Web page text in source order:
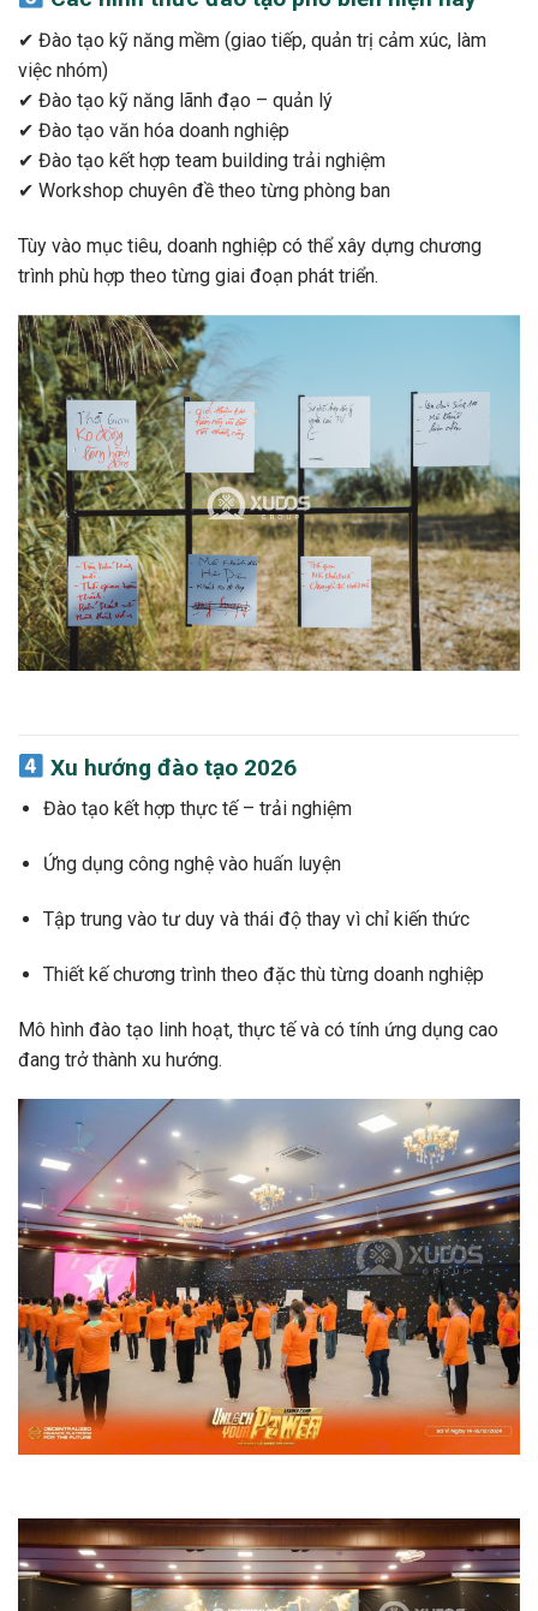
✔ Đào tạo kỹ năng mềm (giao tiếp, quản trị cảm xúc, làm
việc nhóm)
✔ Đào tạo kỹ năng lãnh đạo – quản lý
✔ Đào tạo văn hóa doanh nghiệp
✔ Đào tạo kết hợp team building trải nghiệm
✔ Workshop chuyên đề theo từng phòng ban
Tùy vào mục tiêu, doanh nghiệp có thể xây dựng chương
trình phù hợp theo từng giai đoạn phát triển.
Xu hướng đào tạo 2026
Đào tạo kết hợp thực tế – trải nghiệm
Ứng dụng công nghệ vào huấn luyện
Tập trung vào tư duy và thái độ thay vì chỉ kiến thức
Thiết kế chương trình theo đặc thù từng doanh nghiệp
Mô hình đào tạo linh hoạt, thực tế và có tính ứng dụng cao
đang trở thành xu hướng.